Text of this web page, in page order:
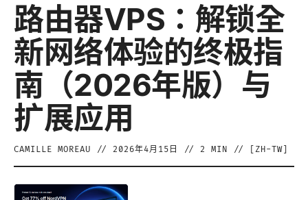
路由器VPS：解锁全
新网络体验的终极指
南（2026年版）与
扩展应用
CAMILLE MOREAU // 2026年4月15日 // 2 MIN // [ ZH-TW